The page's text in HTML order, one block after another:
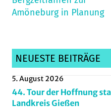
freeridegießen
Klostertrails,
Mountainbike,
offiziellestrecke
Pumptrack,
Amöneburg in Planung
NEUESTE BEITRÄGE
5. August 2026
44. Tour der Hoffnung
Landkreis Gießen